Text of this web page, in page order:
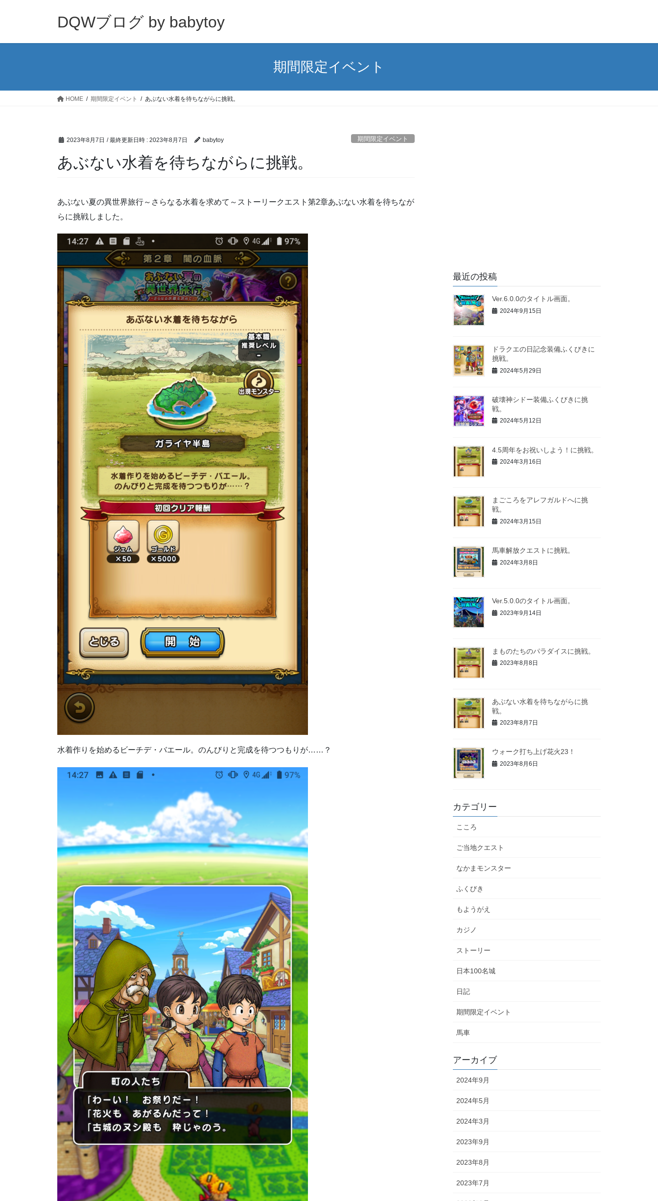
DQWブログ by babytoy
期間限定イベント
HOME 期間限定イベント あぶない水着を待ちながらに挑戦。
2023年8月7日 / 最終更新日時 : 2023年8月7日 babytoy 期間限定イベント
あぶない水着を待ちながらに挑戦。
あぶない夏の異世界旅行～さらなる水着を求めて～ストーリークエスト第2章あぶない水着を待ちなが
らに挑戦しました。
水着作りを始めるビーチデ・バエール。のんびりと完成を待つつもりが……？
最近の投稿
Ver.6.0.0のタイトル画面。
2024年9月15日
ドラクエの日記念装備ふくびきに
挑戦。
2024年5月29日
破壊神シドー装備ふくびきに挑
戦。
2024年5月12日
4.5周年をお祝いしよう！に挑戦。
2024年3月16日
まごころをアレフガルドへに挑
戦。
2024年3月15日
馬車解放クエストに挑戦。
2024年3月8日
Ver.5.0.0のタイトル画面。
2023年9月14日
まものたちのパラダイスに挑戦。
2023年8月8日
あぶない水着を待ちながらに挑
戦。
2023年8月7日
ウォーク打ち上げ花火23！
2023年8月6日
カテゴリー
こころ
ご当地クエスト
なかまモンスター
ふくびき
もようがえ
カジノ
ストーリー
日本100名城
日記
期間限定イベント
馬車
アーカイブ
2024年9月
2024年5月
2024年3月
2023年9月
2023年8月
2023年7月